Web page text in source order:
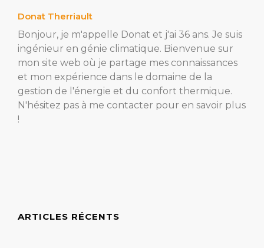
Donat Therriault
Bonjour, je m'appelle Donat et j'ai 36 ans. Je suis
ingénieur en génie climatique. Bienvenue sur
mon site web où je partage mes connaissances
et mon expérience dans le domaine de la
gestion de l'énergie et du confort thermique.
N'hésitez pas à me contacter pour en savoir plus
!
ARTICLES RÉCENTS